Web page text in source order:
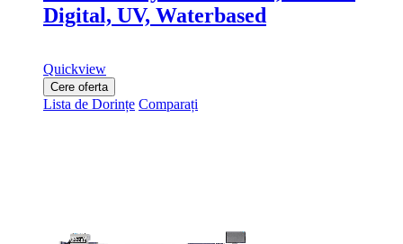
Digital, UV, Waterbased
Quickview
Cere oferta
Lista de Dorințe Comparați